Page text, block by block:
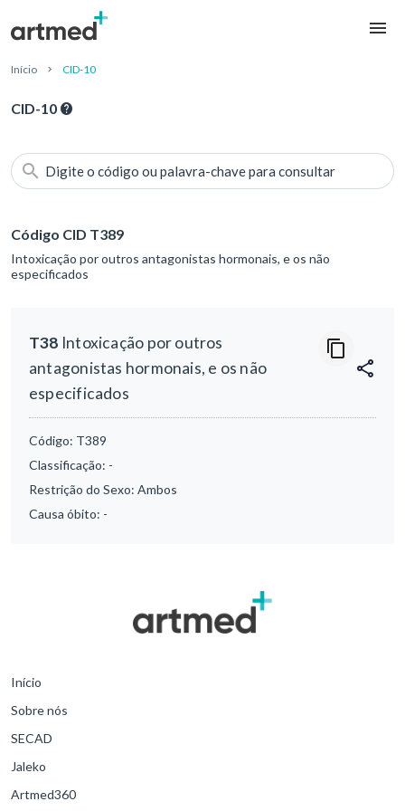
Início CID-10
CID-10
Digite o código ou palavra-chave para consultar
Código CID T389
Intoxicação por outros antagonistas hormonais, e os não
especificados
T38 Intoxicação por outros
antagonistas hormonais, e os não
especificados
Código: T389
Classificação: -
Restrição do Sexo: Ambos
Causa óbito: -
Início
Sobre nós
SECAD
Jaleko
Artmed360